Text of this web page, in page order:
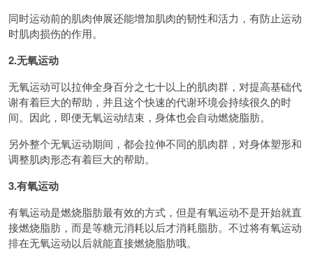
同时运动前的肌肉伸展还能增加肌肉的韧性和活力，有防止运动
时肌肉损伤的作用。
2.无氧运动
无氧运动可以拉伸全身百分之七十以上的肌肉群，对提高基础代
谢有着巨大的帮助，并且这个快速的代谢环境会持续很久的时
间。因此，即便无氧运动结束，身体也会自动燃烧脂肪。
另外整个无氧运动期间，都会拉伸不同的肌肉群，对身体塑形和
调整肌肉形态有着巨大的帮助。
3.有氧运动
有氧运动是燃烧脂肪最有效的方式，但是有氧运动不是开始就直
接燃烧脂肪，而是等糖元消耗以后才消耗脂肪。不过将有氧运动
排在无氧运动以后就能直接燃烧脂肪哦。